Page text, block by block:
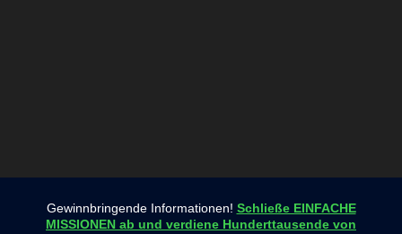
Gewinnbringende Informationen! Schließe EINFACHE
MISSIONEN ab und verdiene Hunderttausende von